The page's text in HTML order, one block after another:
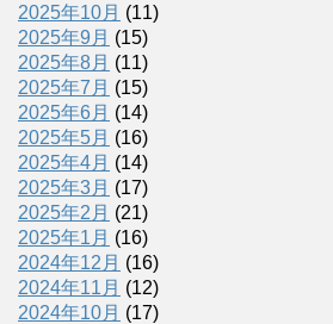
2025年10月 (11)
2025年9月 (15)
2025年8月 (11)
2025年7月 (15)
2025年6月 (14)
2025年5月 (16)
2025年4月 (14)
2025年3月 (17)
2025年2月 (21)
2025年1月 (16)
2024年12月 (16)
2024年11月 (12)
2024年10月 (17)